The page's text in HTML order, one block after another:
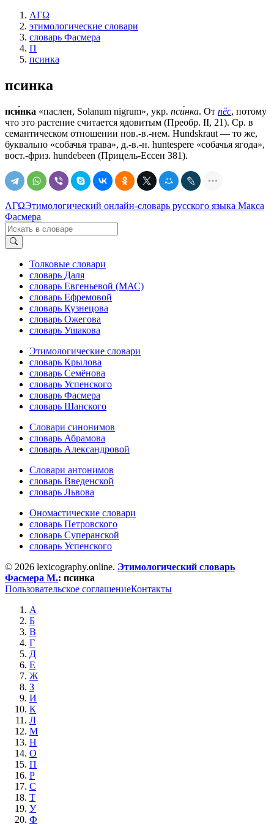
ΛΓΩ
этимологические словари
словарь Фасмера
П
псинка
псинка
пси́нка «паслен, Solanum nigrum», укр. пси́нка. От пёс, потому
что это растение считается ядовитым (Преобр. II, 21). Ср. в
семантическом отношении нов.-в.-нем. Hundskraut — то же,
буквально «собачья трава», д.-в.-н. huntespere «собачья ягода»,
вост.-фриз. hundebeen (Прицель-Ессен 381).
ΛΓΩЭтимологический онлайн-словарь русского языка Макса
Фасмера
Толковые словари
словарь Даля
словарь Евгеньевой (МАС)
словарь Ефремовой
словарь Кузнецова
словарь Ожегова
словарь Ушакова
Этимологические словари
словарь Крылова
словарь Семёнова
словарь Успенского
словарь Фасмера
словарь Шанского
Словари синонимов
словарь Абрамова
словарь Александровой
Словари антонимов
словарь Введенской
словарь Львова
Ономастические словари
словарь Петровского
словарь Суперанской
словарь Успенского
© 2026 lexicography.online. Этимологический словарь
Фасмера М.: псинка
Пользовательское соглашениеКонтакты
А
Б
В
Г
Д
Е
Ж
З
И
К
Л
М
Н
О
П
Р
С
Т
У
Ф